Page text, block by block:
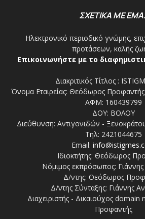
ΣΧΕΤΙΚΑ ΜΕ
Ηλεκτρονικό περιοδικό γνώμης,
προτάσεων, καλής
Επικοινωνήστε με το
Διακριτικός Τίτλος :
Όνομα Εταιρείας: Θεόδωρος Προφαντής
ΑΦΜ: 160439799
ΔΟΥ: ΒΟΛΟΥ
Διεύθυνση: Αντιγονιδών -
Τηλ: 2421044675
Email:
Ιδιοκτήτης: Θεόδωρος
Νόμιμος εκπρόσωπος:
Δ/ντης: Θεόδωρος
Δ/ντης Σύνταξης: Γιάννης
Διαχειριστής - Δικαιούχος
Προφαντής